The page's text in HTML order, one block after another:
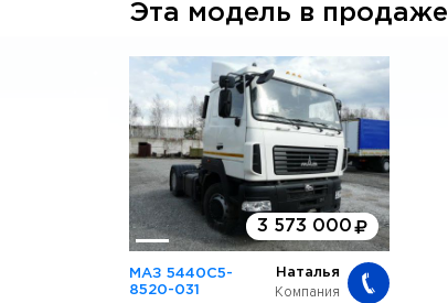
Эта модель в продаже
3 573 000
МАЗ 5440C5-
8520-031
Наталья
Компания